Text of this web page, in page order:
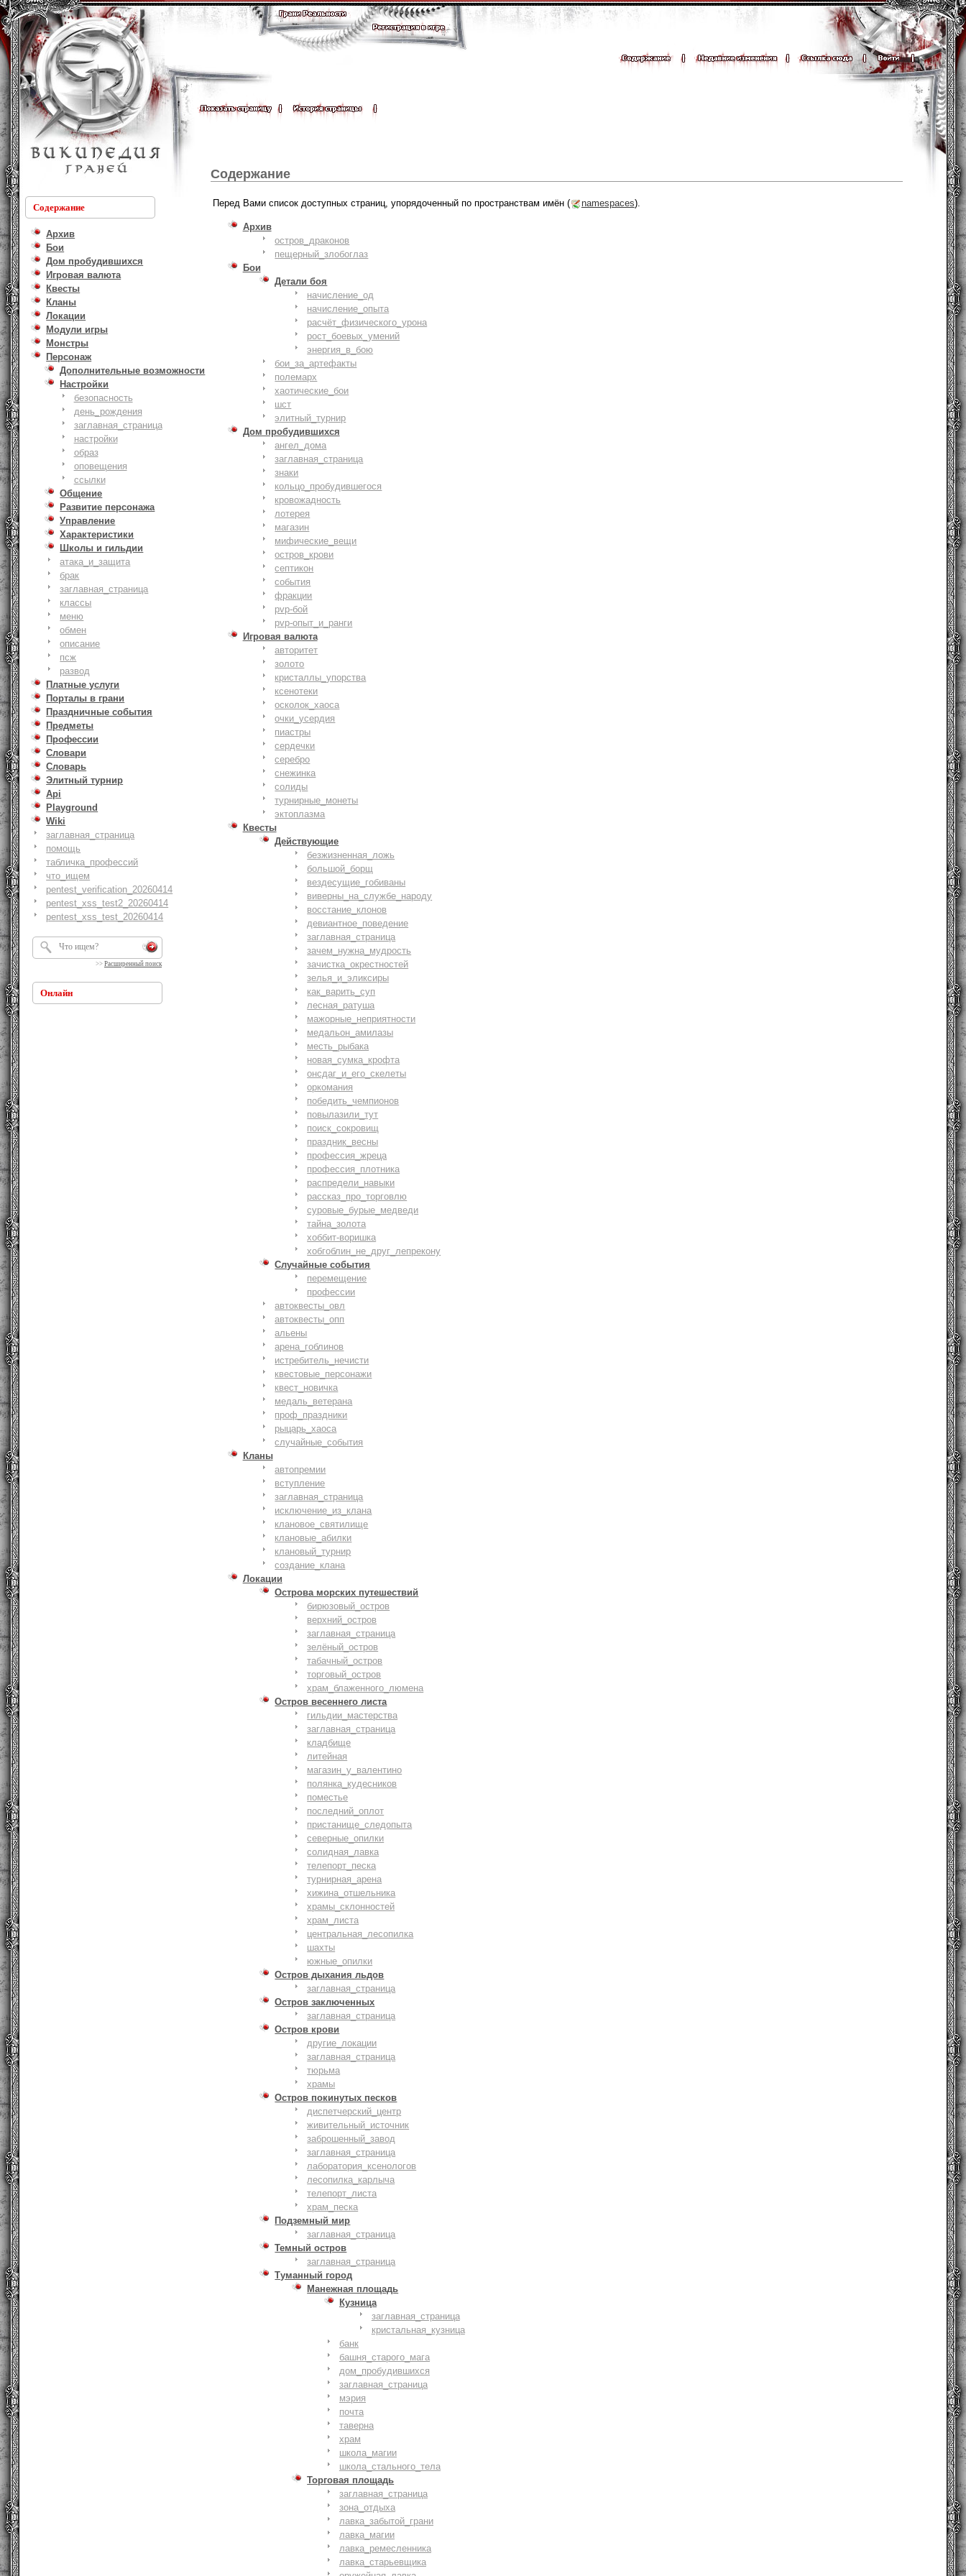
Содержание
Архив
Бои
Дом пробудившихся
Игровая валюта
Квесты
Кланы
Локации
Модули игры
Монстры
Персонаж
Дополнительные возможности
Настройки
безопасность
день_рождения
заглавная_страница
настройки
образ
оповещения
ссылки
Общение
Развитие персонажа
Управление
Характеристики
Школы и гильдии
атака_и_защита
брак
заглавная_страница
классы
меню
обмен
описание
псж
развод
Платные услуги
Порталы в грани
Праздничные события
Предметы
Профессии
Словари
Словарь
Элитный турнир
Api
Playground
Wiki
заглавная_страница
помощь
табличка_профессий
что_ищем
pentest_verification_20260414
pentest_xss_test2_20260414
pentest_xss_test_20260414
>> Расширенный поиск
Онлайн
Содержание
Перед Вами список доступных страниц, упорядоченный по пространствам имён ( namespaces).
Архив
остров_драконов
пещерный_злобоглаз
Бои
Детали боя
начисление_од
начисление_опыта
расчёт_физического_урона
рост_боевых_умений
энергия_в_бою
бои_за_артефакты
полемарх
хаотические_бои
шст
элитный_турнир
Дом пробудившихся
ангел_дома
заглавная_страница
знаки
кольцо_пробудившегося
кровожадность
лотерея
магазин
мифические_вещи
остров_крови
септикон
события
фракции
pvp-бой
pvp-опыт_и_ранги
Игровая валюта
авторитет
золото
кристаллы_упорства
ксенотеки
осколок_хаоса
очки_усердия
пиастры
сердечки
серебро
снежинка
солиды
турнирные_монеты
эктоплазма
Квесты
Действующие
безжизненная_ложь
большой_борщ
вездесущие_гобиваны
виверны_на_службе_народу
восстание_клонов
девиантное_поведение
заглавная_страница
зачем_нужна_мудрость
зачистка_окрестностей
зелья_и_эликсиры
как_варить_суп
лесная_ратуша
мажорные_неприятности
медальон_амилазы
месть_рыбака
новая_сумка_крофта
онсдаг_и_его_скелеты
оркомания
победить_чемпионов
повылазили_тут
поиск_сокровищ
праздник_весны
профессия_жреца
профессия_плотника
распредели_навыки
рассказ_про_торговлю
суровые_бурые_медведи
тайна_золота
хоббит-воришка
хобгоблин_не_друг_лепрекону
Случайные события
перемещение
профессии
автоквесты_овл
автоквесты_опп
альены
арена_гоблинов
истребитель_нечисти
квестовые_персонажи
квест_новичка
медаль_ветерана
проф_праздники
рыцарь_хаоса
случайные_события
Кланы
автопремии
вступление
заглавная_страница
исключение_из_клана
клановое_святилище
клановые_абилки
клановый_турнир
создание_клана
Локации
Острова морских путешествий
бирюзовый_остров
верхний_остров
заглавная_страница
зелёный_остров
табачный_остров
торговый_остров
храм_блаженного_люмена
Остров весеннего листа
гильдии_мастерства
заглавная_страница
кладбище
литейная
магазин_у_валентино
полянка_кудесников
поместье
последний_оплот
пристанище_следопыта
северные_опилки
солидная_лавка
телепорт_песка
турнирная_арена
хижина_отшельника
храмы_склонностей
храм_листа
центральная_лесопилка
шахты
южные_опилки
Остров дыхания льдов
заглавная_страница
Остров заключенных
заглавная_страница
Остров крови
другие_локации
заглавная_страница
тюрьма
храмы
Остров покинутых песков
диспетчерский_центр
живительный_источник
заброшенный_завод
заглавная_страница
лаборатория_ксенологов
лесопилка_карлыча
телепорт_листа
храм_песка
Подземный мир
заглавная_страница
Темный остров
заглавная_страница
Туманный город
Манежная площадь
Кузница
заглавная_страница
кристальная_кузница
банк
башня_старого_мага
дом_пробудившихся
заглавная_страница
мэрия
почта
таверна
храм
школа_магии
школа_стального_тела
Торговая площадь
заглавная_страница
зона_отдыха
лавка_забытой_грани
лавка_магии
лавка_ремесленника
лавка_старьевщика